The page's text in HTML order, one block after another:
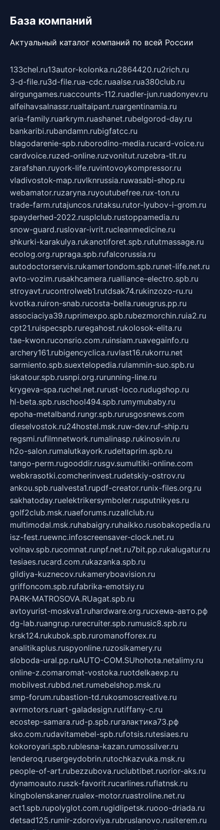
База компаний
Актуальный каталог компаний по всей России
133chel.ru13autor-kolonka.ru2864420.ru2rich.ru
3-d-file.ru3d-file.rua-cdc.ruaalse.rua380club.ru
airgungames.ruaccounts-112.ruadler-jun.ruadonyev.ru
alfeihavsalnassr.rualtaipant.ruargentinamia.ru
aria-family.ruarkrym.ruashanet.rubelgorod-day.ru
bankaribi.rubandamn.rubigfatcc.ru
blagodarenie-spb.ruborodino-media.rucard-voice.ru
cardvoice.ruzed-online.ruzvonitut.ruzebra-tlt.ru
zarafshan.ruyork-life.ruvintovoykompressor.ru
vladivostok-map.ruvlknrussia.ruwasabi-shop.ru
webamator.ruzaryna.ruyoutubefree.rux-ton.ru
trade-farm.rutajuncos.rutaksu.rutor-lyubov-i-grom.ru
spayderhed-2022.rusplclub.rustoppamedia.ru
snow-guard.ruslovar-ivrit.rucleanmedicine.ru
shkurki-karakulya.rukanotiforet.spb.rututmassage.ru
ecolog.org.rupraga.spb.rufalcorussia.ru
autodoctorservis.rukamertondom.spb.runet-life.net.ru
avto-vozim.rusakhcamera.rualliance-electro.spb.ru
stroyavt.rucontrolweb1.rutdsak74.rukinzozo-ru.ru
kvotka.ruiron-snab.rucosta-bella.rueugrus.pp.ru
associaciya39.ruprimexpo.spb.rubezmorchin.ruia2.ru
cpt21.ruispecspb.ruregahost.rukolosok-elita.ru
tae-kwon.ruconsrio.com.ruinsiam.ruavegainfo.ru
archery161.rubigencyclica.ruvlast16.rukorru.net
sarmiento.spb.suextelopedia.rulammin-suo.spb.ru
iskatour.spb.rusnpi.org.rurunning-line.ru
krygeva-spa.ruchel.net.rurust-loco.rudugshop.ru
hl-beta.spb.ruschool494.spb.rumymubaby.ru
epoha-metalband.rungr.spb.rurusgosnews.com
dieselvostok.ru24hostel.msk.ruw-dev.ruf-ship.ru
regsmi.rufilmnetwork.rumalinasp.rukinosvin.ru
h2o-salon.rumalutkayork.rudeltaprim.spb.ru
tango-perm.rugooddir.rusgv.sumultiki-online.com
webkrasotki.comcherinvest.rudetskiy-ostrov.ru
ankou.spb.rualvesta1.rupdf-creator.runix-files.org.ru
sakhatoday.ruelektrikersymboler.rusputnikyes.ru
golf2club.msk.ruaeforums.ruzallclub.ru
multimodal.msk.ruhabaigry.ruhaikko.rusobakopedia.ru
isz-fest.ruewnc.infoscreensaver-clock.net.ru
volnav.spb.rucomnat.runpf.net.ru7bit.pp.rukalugatur.ru
tesiaes.rucard.com.rukazanka.spb.ru
gildiya-kuznecov.rukameryboavision.ru
griffoncom.spb.rufabrika-emotsiy.ru
PARK-MATROSOVA.RUagat.spb.ru
avtoyurist-moskva1.ruhardware.org.ruсхема-авто.рф
dg-lab.ruangrup.rurecruiter.spb.rumusic8.spb.ru
krsk124.rukubok.spb.ruromanofforex.ru
analitikaplus.ruspyonline.ruzosikamery.ru
sloboda-ural.pp.ruAUTO-COM.SUhohota.netalimy.ru
online-z.comaromat-vostoka.ruotdelkaexp.ru
mobilvest.rubbd.net.rumebelshop.msk.ru
smp-forum.rubastion-td.rukosmoscreative.ru
avrmotors.ruart-galadesign.rutiffany-c.ru
ecostep-samara.rud-p.spb.ruгалактика73.рф
sko.com.rudavitamebel-spb.rufotsis.rutesiaes.ru
kokoroyari.spb.rublesna-kazan.rumossilver.ru
lenderoq.rusergeydobrin.rutochkazvuka.msk.ru
people-of-art.rubezzubova.ruclubtibet.ruorior-aks.ru
dynamoauto.ruszk-favorit.rucarlines.ruflatnsk.ru
kingbolenskaner.rualex-motor.ruastroline.net.ru
act1.spb.rupolyglot.com.rugidlipetsk.ruooo-driada.ru
detsad125.rumir-zdoroviya.rubruslanovo.rusiterem.ru